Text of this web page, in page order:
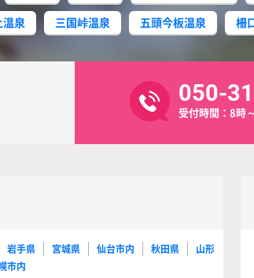
温泉 三国峠温泉 五頭今板温泉 柵
050-
受付時間：8時
岩手県 宮城県 仙台市内 秋田県
山形
市内